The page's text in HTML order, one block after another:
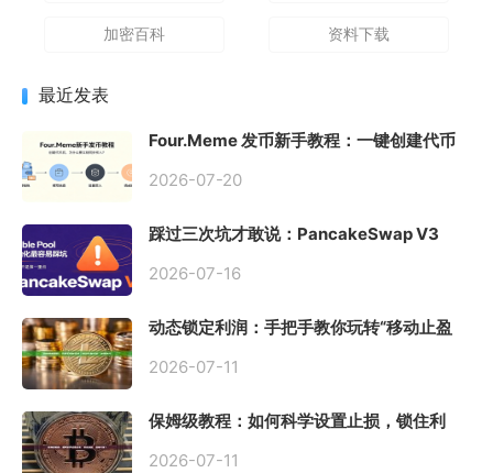
加密百科 资料下载
最近发表
Four.Meme 发币新手教程：一键创建代币
2026-07-20
踩过三次坑才敢说：PancakeSwap V3
初始化
2026-07-16
动态锁定利润：手把手教你玩转“移动止盈
2026-07-11
保姆级教程：如何科学设置止损，锁住利
2026-07-11